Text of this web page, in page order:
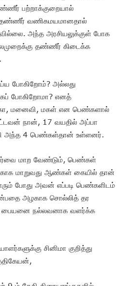
பற்றாக்குறையால்
தண்ணீர் வணிகமயமானதால்
அந்த அரசியலுக்குள் போக
தண்ணீர் கிடைக்க
போகிறோம்? அல்லது
போகிறோமா? எனத்
மனைவி, மகள் என பெண்களால்
நான், 17 வயதில் அப்பா
அந்த 4 பெண்கள்தான் உள்ளனர்.
மாற வேண்டும், பெண்கள்
மாறுவது ஆண்கள் கையில் தான்
போது அவன் எப்படி பெண்களிடம்
அழகாக சொல்லித் தர
நல்லவனாக வளர்க்க
சினிமா குறித்து